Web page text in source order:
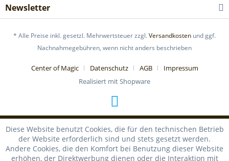
Newsletter
* Alle Preise inkl. gesetzl. Mehrwertsteuer zzgl.Versandkosten und ggf.
Nachnahmegebühren, wenn nicht anders beschrieben
Center of Magic Datenschutz AGB
Impressum
Realisiert mit Shopware
Diese Website benutzt Cookies, die für den technischen Betrieb
der Website erforderlich sind und stets gesetzt werden.
Andere Cookies, die den Komfort bei Benutzung dieser Website
erhöhen, der Direktwerbung dienen oder die Interaktion mit